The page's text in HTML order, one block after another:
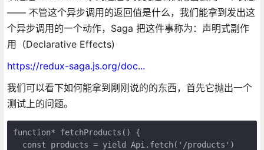
—— 不管这个异步调用的返回值是什么，我们能拿到发出这
个异步调用的一个动作，Saga 把这件事称为：声明式副作
用（Declarative Effects)
https://redux-saga.js.org/doc...
我们可以看下如何能拿到刚刚说的的东西，首先它抛出一个
测试上的问题。
function* fetchProducts() {
  const products = yield Api.fetch('/products')